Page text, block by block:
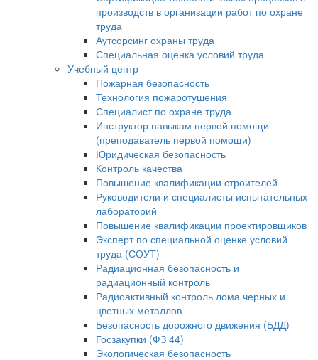
производств в организации работ по охране
труда
Аутсорсинг охраны труда
Специальная оценка условий труда
Учебный центр
Пожарная безопасность
Технология пожаротушения
Специалист по охране труда
Инструктор навыкам первой помощи
(преподаватель первой помощи)
Юридическая безопасность
Контроль качества
Повышение квалификации строителей
Руководители и специалисты испытательных
лабораторий
Повышение квалификации проектировщиков
Эксперт по специальной оценке условий
труда (СОУТ)
Радиационная безопасность и
радиационный контроль
Радиоактивный контроль лома черных и
цветных металлов
Безопасность дорожного движения (БДД)
Госзакупки (ФЗ 44)
Экологическая безопасность